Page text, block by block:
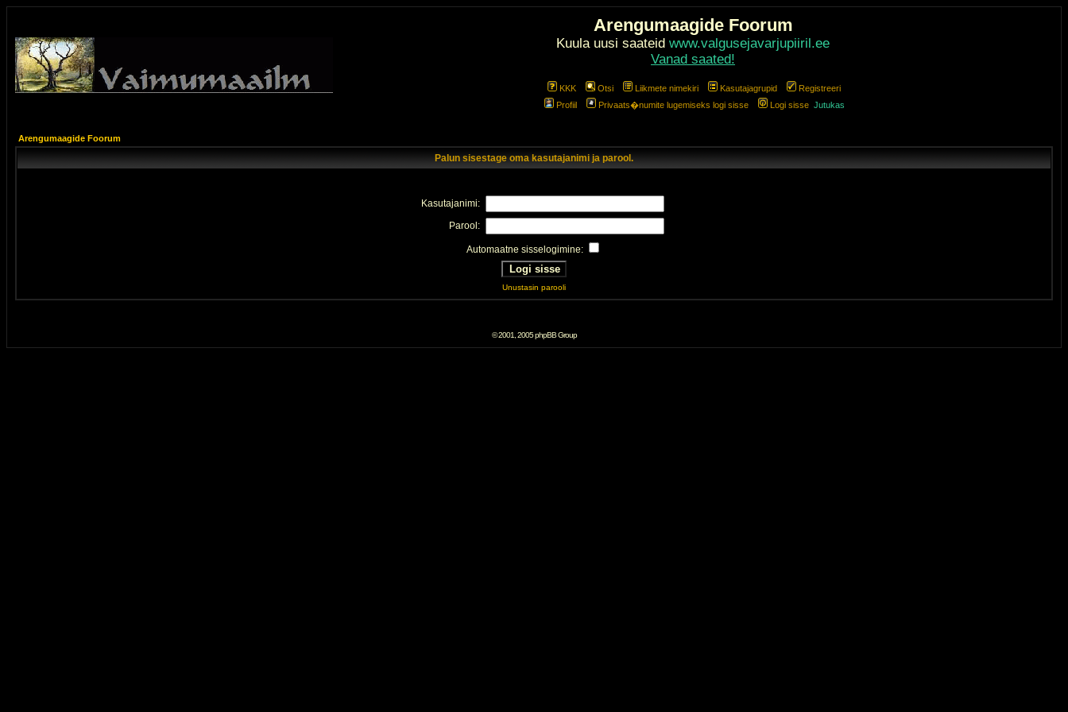
Arengumaagide Foorum
Kuula uusi saateid www.valgusejavarjupiiril.ee
Vanad saated!
KKK Otsi Liikmete nimekiri Kasutajagrupid
Registreeri
Profiil
Privaats�numite lugemiseks logi sisse Logi sisse Jutukas
Arengumaagide Foorum
Palun sisestage oma kasutajanimi ja parool.
Kasutajanimi:
Parool:
Automaatne sisselogimine:
Unustasin parooli
© 2001, 2005 phpBB Group